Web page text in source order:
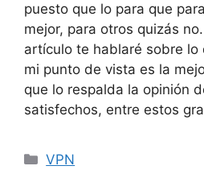
puesto que lo para que
mejor, para otros quizás
artículo te hablaré sobre lo
mi punto de vista es la
que lo respalda la opinión
satisfechos, entre estos
Categorías
VPN